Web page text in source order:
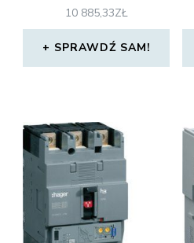
10 885,33ZŁ
SPRAWDŹ SAM!